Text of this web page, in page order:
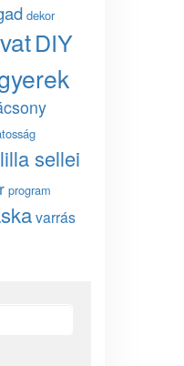
dekor
DIY
lilla sellei
program
varrás